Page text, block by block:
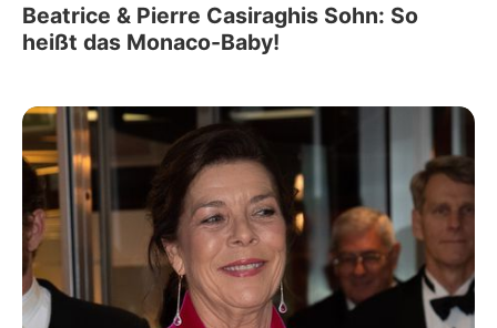
Beatrice & Pierre Casiraghis Sohn: So
heißt das Monaco-Baby!